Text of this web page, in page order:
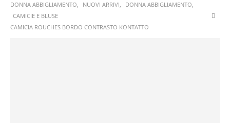
DONNA ABBIGLIAMENTO, NUOVI ARRIVI, DONNA ABBIGLIAMENTO,
CAMICIE E BLUSE
CAMICIA ROUCHES BORDO CONTRASTO KONTATTO